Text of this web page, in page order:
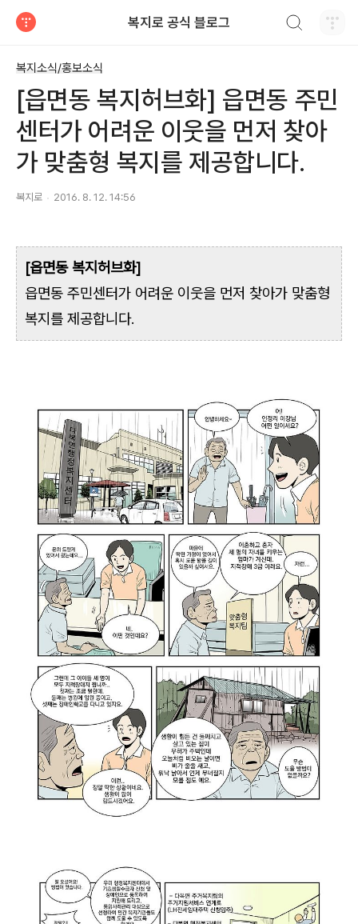
복지로 공식 블로그
복지소식/홍보소식
[읍면동 복지허브화] 읍면동 주민
센터가 어려운 이웃을 먼저 찾아
가 맞춤형 복지를 제공합니다.
복지로 2016. 8. 12. 14:56
[읍면동 복지허브화]
읍면동 주민센터가 어려운 이웃을 먼저 찾아가 맞춤형
복지를 제공합니다.